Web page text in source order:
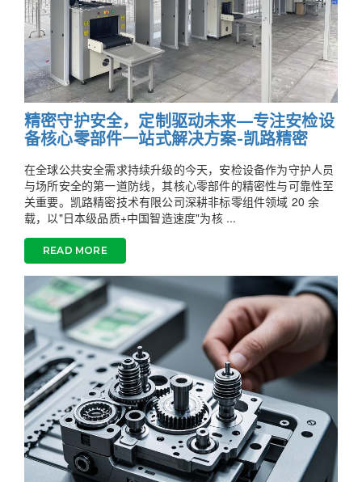
精密守护安全，定制驱动未来—专注安检设
备核心零部件一站式解决方案-凯路精密
在全球公共安全需求持续升级的今天，安检设备作为守护人员
与场所安全的第一道防线，其核心零部件的精密性与可靠性至
关重要。凯路精密技术有限公司深耕非标零组件领域 20 余
载，以"日本级品质+中国智造速度"为核 ...
READ MORE